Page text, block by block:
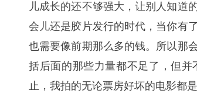
儿成长的还不够强大，让别人知道
会儿还是胶片发行的时代，当你有
也需要像前期那么多的钱。所以那
括后面的那些力量都不足了，但
止，我拍的无论票房好坏的电影都